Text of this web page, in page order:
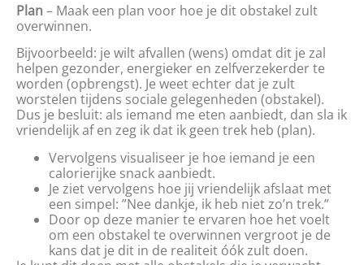
Plan – Maak een plan voor hoe je dit obstakel zult
overwinnen.
Bijvoorbeeld: je wilt afvallen (wens) omdat dit je zal
helpen gezonder, energieker en zelfverzekerder te
worden (opbrengst). Je weet echter dat je zult
worstelen tijdens sociale gelegenheden (obstakel).
Dus je besluit: als iemand me eten aanbiedt, dan sla ik
vriendelijk af en zeg ik dat ik geen trek heb (plan).
Vervolgens visualiseer je hoe iemand je een
calorierijke snack aanbiedt.
Je ziet vervolgens hoe jij vriendelijk afslaat met
een simpel: ”Nee dankje, ik heb niet zo’n trek.”
Door op deze manier te ervaren hoe het voelt
om een obstakel te overwinnen vergroot je de
kans dat je dit in de realiteit óók zult doen.